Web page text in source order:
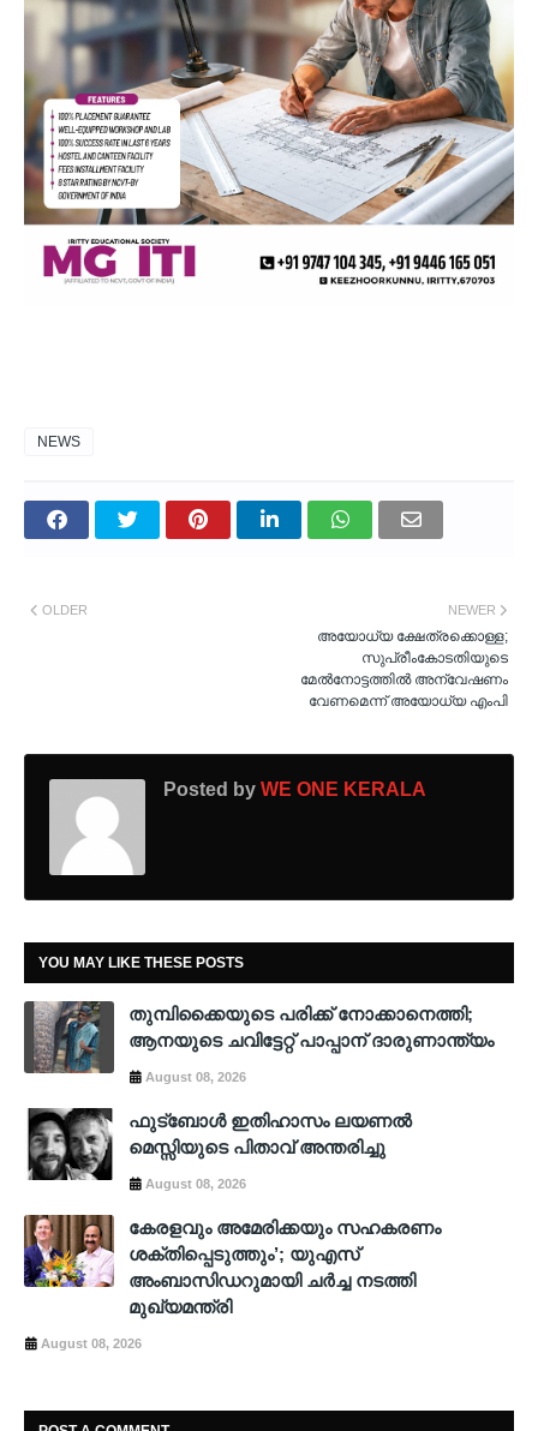
NEWS
NEWER
അയോധ്യ ക്ഷേത്രക്കൊള്ള;
സുപ്രീംകോടതിയുടെ
മേൽനോട്ടത്തിൽ അന്വേഷണം
വേണമെന്ന് അയോധ്യ എംപി
OLDER
Posted by WE ONE KERALA
YOU MAY LIKE THESE POSTS
തുമ്പിക്കൈയുടെ പരിക്ക് നോക്കാനെത്തി;
ആനയുടെ ചവിട്ടേറ്റ് പാപ്പാന് ദാരുണാന്ത്യം
August 08, 2026
ഫുട്ബോൾ ഇതിഹാസം ലയണൽ
മെസ്സിയുടെ പിതാവ് അന്തരിച്ചു
August 08, 2026
കേരളവും അമേരിക്കയും സഹകരണം
ശക്തിപ്പെടുത്തും’; യുഎസ്
അംബാസിഡറുമായി ചർച്ച നടത്തി
മുഖ്യമന്ത്രി
August 08, 2026